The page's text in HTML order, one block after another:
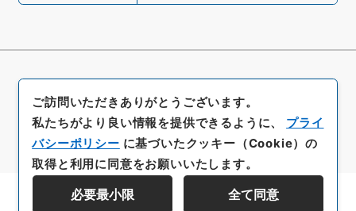
ご訪問いただきありがとうございます。
私たちがより良い情報を提供できるように、 プライ
バシーポリシー に基づいたクッキー（Cookie）の
取得と利用に同意をお願いいたします。
必要最小限 全て同意